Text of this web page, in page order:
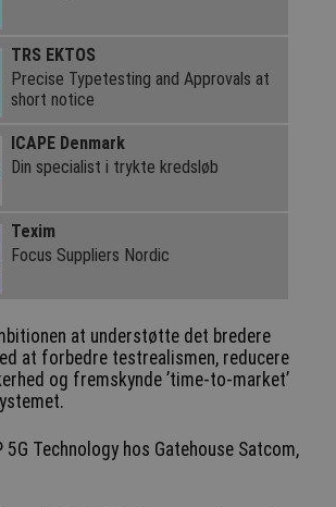
TRS EKTOS
Precise Typetesting and Approvals at
short notice
ICAPE Denmark
Din specialist i trykte kredsløb
Texim
Focus Suppliers Nordic
at understøtte det bredere
at forbedre testrealismen, reducere
og fremskynde ’time-to-market’
5G Technology hos Gatehouse Satcom,